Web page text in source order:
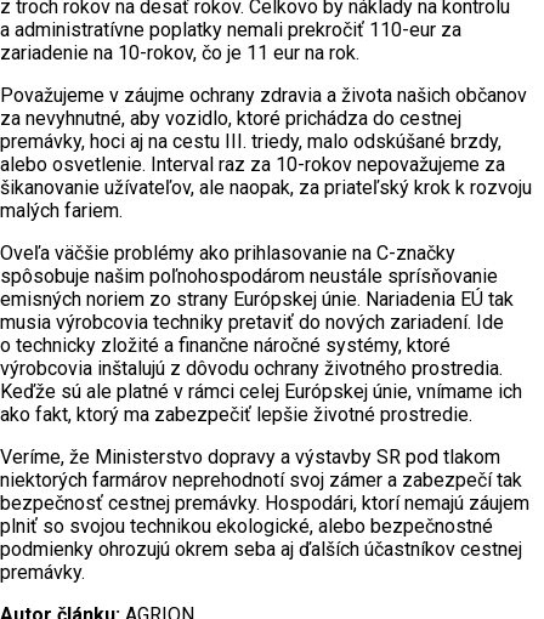
z troch rokov na desať rokov. Celkovo by náklady na kontrolu
a administratívne poplatky nemali prekročiť 110-eur za
zariadenie na 10-rokov, čo je 11 eur na rok.
Považujeme v záujme ochrany zdravia a života našich občanov
za nevyhnutné, aby vozidlo, ktoré prichádza do cestnej
premávky, hoci aj na cestu III. triedy, malo odskúšané brzdy,
alebo osvetlenie. Interval raz za 10-rokov nepovažujeme za
šikanovanie užívateľov, ale naopak, za priateľský krok k rozvoju
malých fariem.
Oveľa väčšie problémy ako prihlasovanie na C-značky
spôsobuje našim poľnohospodárom neustále sprísňovanie
emisných noriem zo strany Európskej únie. Nariadenia EÚ tak
musia výrobcovia techniky pretaviť do nových zariadení. Ide
o technicky zložité a finančne náročné systémy, ktoré
výrobcovia inštalujú z dôvodu ochrany životného prostredia.
Keďže sú ale platné v rámci celej Európskej únie, vnímame ich
ako fakt, ktorý ma zabezpečiť lepšie životné prostredie.
Veríme, že Ministerstvo dopravy a výstavby SR pod tlakom
niektorých farmárov neprehodnotí svoj zámer a zabezpečí tak
bezpečnosť cestnej premávky. Hospodári, ktorí nemajú záujem
plniť so svojou technikou ekologické, alebo bezpečnostné
podmienky ohrozujú okrem seba aj ďalších účastníkov cestnej
premávky.
Autor článku: AGRION